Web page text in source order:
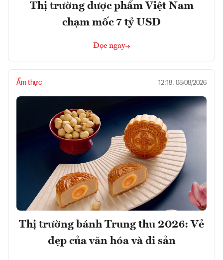
Thị trường dược phẩm Việt Nam
chạm mốc 7 tỷ USD
Đọc ngay
Ẩm thực 12:18, 08/08/2026
Thị trường bánh Trung thu 2026: Vẻ
đẹp của văn hóa và di sản